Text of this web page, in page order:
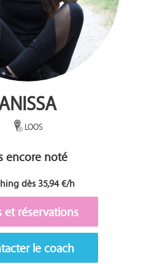
LOOS
encore noté
dès 35,94 €/h
et réservations
le coach